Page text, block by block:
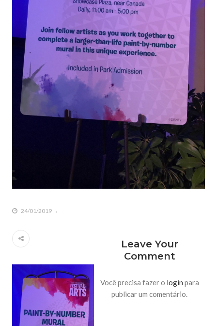
24/01/2019
Leave Your
Comment
Você precisa fazer o login para
publicar um comentário.